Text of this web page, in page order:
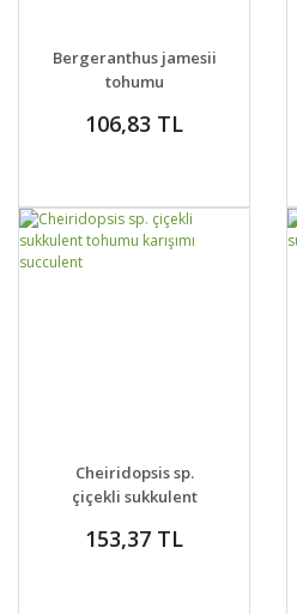
DETAYLAR SEPETE EKLE
Bergeranthus jamesii
tohumu
106,83 TL
DETAYLAR SEPETE EKLE
Cheiridopsis sp.
çiçekli sukkulent
succulent
153,37 TL